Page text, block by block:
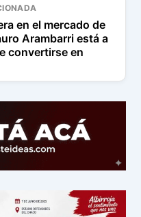
en el mercado de
Arambarri está a
convertirse en